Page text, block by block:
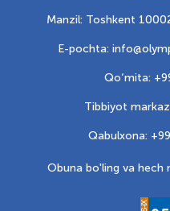
Manzil: Toshkent
E-pochta:
Qo‘mita:
Tibbiyot
Qabulxona:
Obuna bo'ling va hech